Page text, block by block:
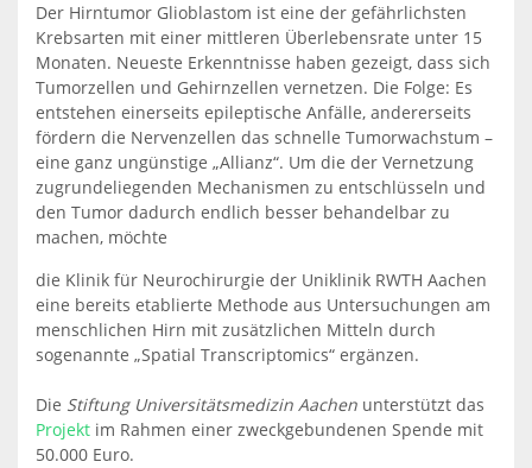
Der Hirntumor Glioblastom ist eine der gefährlichsten
Krebsarten mit einer mittleren Überlebensrate unter 15
Monaten. Neueste Erkenntnisse haben gezeigt, dass sich
Tumorzellen und Gehirnzellen vernetzen. Die Folge: Es
entstehen einerseits epileptische Anfälle, andererseits
fördern die Nervenzellen das schnelle Tumorwachstum –
eine ganz ungünstige „Allianz“. Um die der Vernetzung
zugrundeliegenden Mechanismen zu entschlüsseln und
den Tumor dadurch endlich besser behandelbar zu
machen, möchte
die Klinik für Neurochirurgie der Uniklinik RWTH Aachen
eine bereits etablierte Methode aus Untersuchungen am
menschlichen Hirn mit zusätzlichen Mitteln durch
sogenannte „Spatial Transcriptomics“ ergänzen.
Die Stiftung Universitätsmedizin Aachen unterstützt das
Projekt im Rahmen einer zweckgebundenen Spende mit
50.000 Euro.